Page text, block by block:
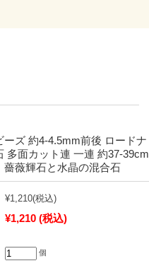
ズ 約4-4.5mm前後 ロードナ
多面カット連 一連 約37-39cm
薔薇輝石と水晶の混合石
¥1,210(税込)
¥1,210 (税込)
個